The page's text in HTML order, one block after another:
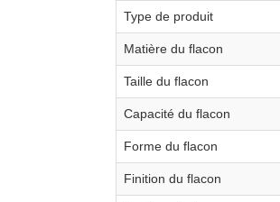
Type de produit
Matière du flacon
Taille du flacon
Capacité du flacon
Forme du flacon
Finition du flacon